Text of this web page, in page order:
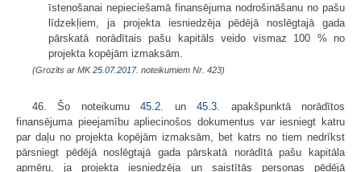
īstenošanai nepieciešamā finansējuma nodrošināšanu no pašu
līdzekļiem, ja projekta iesniedzēja pēdējā noslēgtajā gada
pārskatā norādītais pašu kapitāls veido vismaz 100 % no
projekta kopējām izmaksām.
(Grozīts ar MK25.07.2017. noteikumiem Nr. 423)
46. Šo noteikumu45.2. un45.3. apakšpunktā norādītos
finansējuma pieejamību apliecinošos dokumentus var iesniegt katru
par daļu no projekta kopējām izmaksām, bet katrs no tiem nedrīkst
pārsniegt pēdējā noslēgtajā gada pārskatā norādītā pašu kapitāla
apmēru, ja projekta iesniedzēja un saistītās personas pēdējā